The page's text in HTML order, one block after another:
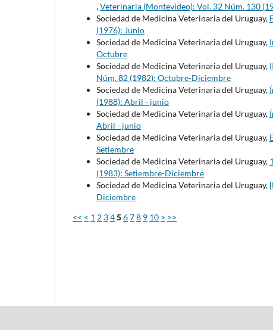
,Veterinaria (Montevideo): Vol. 32 Núm. 130
Sociedad de Medicina Veterinaria del Uruguay,
(1976): Junio
Sociedad de Medicina Veterinaria del Uruguay,
Octubre
Sociedad de Medicina Veterinaria del Uruguay,
Núm. 82 (1982): Octubre-Diciembre
Sociedad de Medicina Veterinaria del Uruguay,
(1988): Abril - junio
Sociedad de Medicina Veterinaria del Uruguay,
Abril - junio
Sociedad de Medicina Veterinaria del Uruguay,
Setiembre
Sociedad de Medicina Veterinaria del Uruguay,
(1983): Setiembre-Diciembre
Sociedad de Medicina Veterinaria del Uruguay,
Diciembre
<< < 1 2 345678 9 10 > >>